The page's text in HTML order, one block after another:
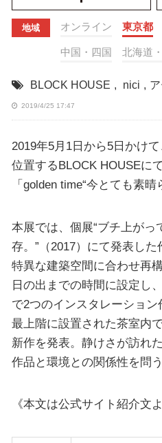
地域 オンライン 東京都
中国・四国 北海道
BLOCK HOUSE , nici ,
2019/4/25 17:47
2019年5月1日から5日かけ
位置するBLOCK HOUSEに
「golden time“今とても素晴
本展では、個展“ブチ上がっ
存。”（2017）にて発表し
特異な建築空間に合わせ再
日の出までの時間に設定し
で2つのインスタレーショ
最上階に設置された茶室内
新作を発表。静けさが訪れ
作品と環境との関係性を問う
《本文は公式サイト紹介文